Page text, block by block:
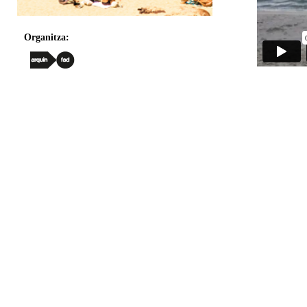
Organitza: